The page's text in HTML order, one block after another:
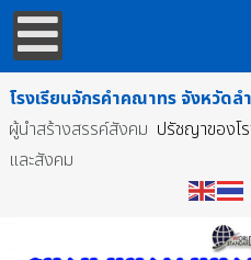
โรงเรียนจักรคำคณาทร จังหวัดล
ผู้นำสร้างสรรค์สังคม ปรัชญาของโ
และสังคม